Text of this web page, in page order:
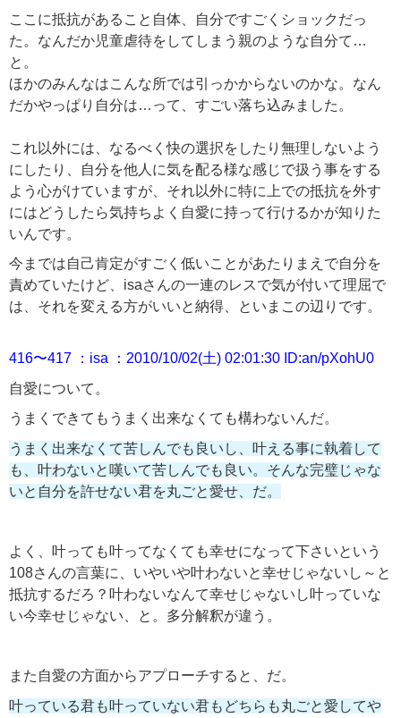
ここに抵抗があること自体、自分ですごくショックだっ
た。なんだか児童虐待をしてしまう親のような自分て…
と。
ほかのみんなはこんな所では引っかからないのかな。なん
だかやっぱり自分は…って、すごい落ち込みました。
これ以外には、なるべく快の選択をしたり無理しないよう
にしたり、自分を他人に気を配る様な感じで扱う事をする
よう心がけていますが、それ以外に特に上での抵抗を外す
にはどうしたら気持ちよく自愛に持って行けるかが知りた
いんです。
今までは自己肯定がすごく低いことがあたりまえで自分を
責めていたけど、isaさんの一連のレスで気が付いて理屈で
は、それを変える方がいいと納得、といまこの辺りです。
416〜417 ：isa ：2010/10/02(土) 02:01:30 ID:an/pXohU0
自愛について。
うまくできてもうまく出来なくても構わないんだ。
うまく出来なくて苦しんでも良いし、叶える事に執着して
も、叶わないと嘆いて苦しんでも良い。そんな完璧じゃな
いと自分を許せない君を丸ごと愛せ、だ。
よく、叶っても叶ってなくても幸せになって下さいという
108さんの言葉に、いやいや叶わないと幸せじゃないし～と
抵抗するだろ？叶わないなんて幸せじゃないし叶っていな
い今幸せじゃない、と。多分解釈が違う。
また自愛の方面からアプローチすると、だ。
叶っている君も叶っていない君もどちらも丸ごと愛してや